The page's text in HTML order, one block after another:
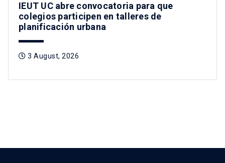
IEUT UC abre convocatoria para que
colegios participen en talleres de
planificación urbana
3 August, 2026